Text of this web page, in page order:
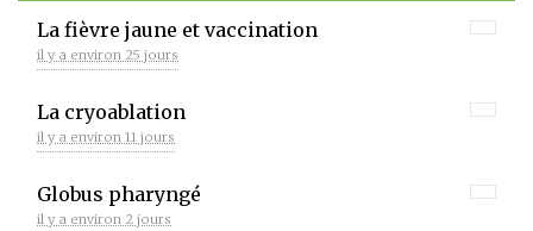
La fièvre jaune et vaccination
il y a environ 25 jours
La cryoablation
il y a environ 11 jours
Globus pharyngé
il y a environ 2 jours